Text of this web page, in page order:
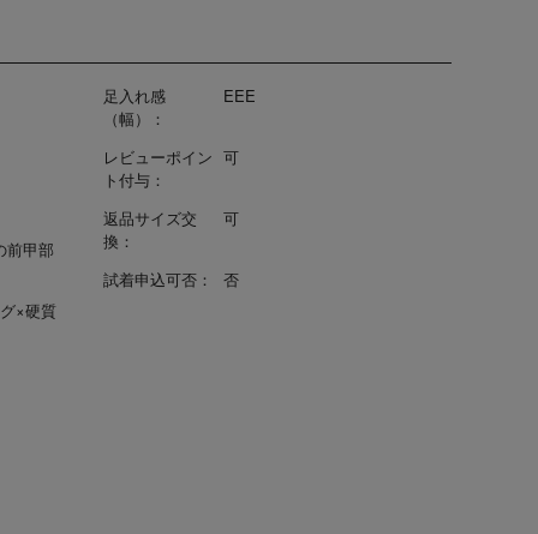
前甲部
×硬質
足入れ感
（幅）：
EEE
レビューポイン
ト付与：
可
返品サイズ交
換：
可
試着申込可否： 否